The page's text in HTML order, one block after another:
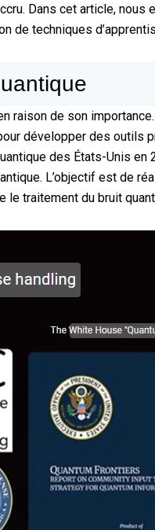
Dans cet article,
de techniques
raison de son
développer des
des États-Unis
L’objectif est de
traitement du bruit